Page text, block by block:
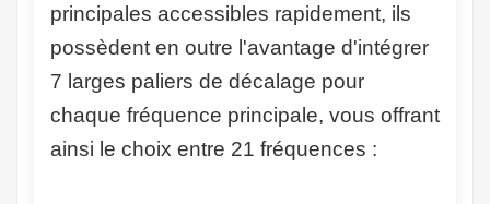
principales accessibles rapidement, ils
possèdent en outre l'avantage d'intégrer
7 larges paliers de décalage pour
chaque fréquence principale, vous offrant
ainsi le choix entre 21 fréquences :